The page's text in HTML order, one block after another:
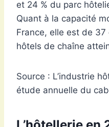
et 24 % du parc
Quant à la capacité
France, elle est de
hôtels de chaîne
Source : L’industrie
étude annuelle du